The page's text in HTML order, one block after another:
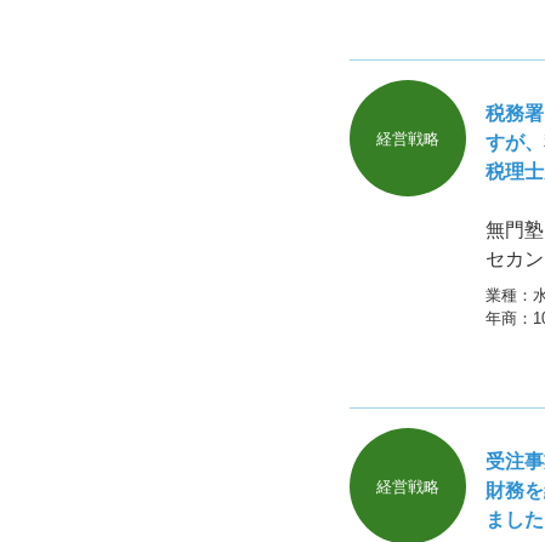
経営戦略
税務
すが
税理
無門
セカ
業種：
年商：
経営戦略
受注
財務
まし